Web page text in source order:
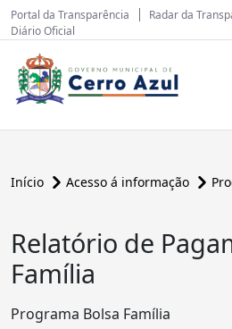
Portal da Transparência Radar da
Diário Oficial
Início Acesso á informação
Relatório de
Família
Programa Bolsa Família